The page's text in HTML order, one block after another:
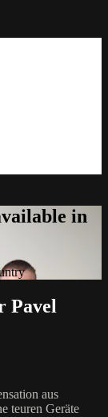
in
Pavel
aus
teuren Geräte